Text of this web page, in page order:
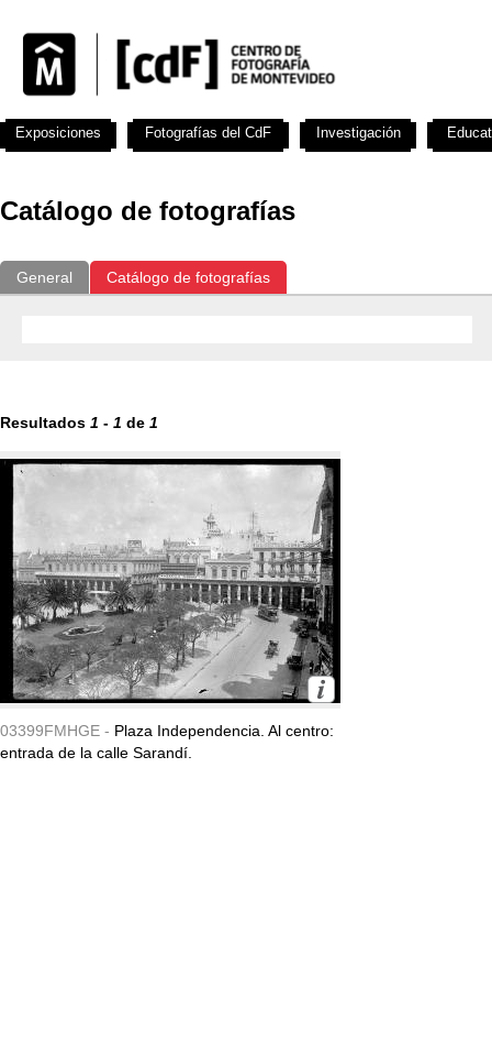
Catálogo de fotografías
General Catálogo de fotografías
Resultados 1 - 1 de 1
03399FMHGE - Plaza Independencia. Al centro:
entrada de la calle Sarandí.
Exposiciones Fotografías del CdF Investigación